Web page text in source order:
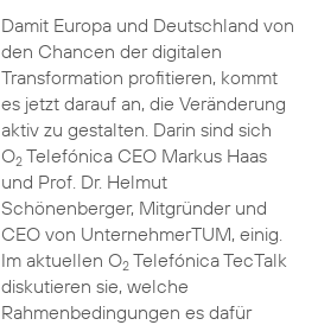
Damit Europa und Deutschland von
den Chancen der digitalen
Transformation profitieren, kommt
es jetzt darauf an, die Veränderung
aktiv zu gestalten. Darin sind sich
O2Telefónica CEO Markus Haas
und Prof. Dr. Helmut
Schönenberger, Mitgründer und
CEO von UnternehmerTUM, einig.
Im aktuellen O2Telefónica TecTalk
diskutieren sie, welche
Rahmenbedingungen es dafür